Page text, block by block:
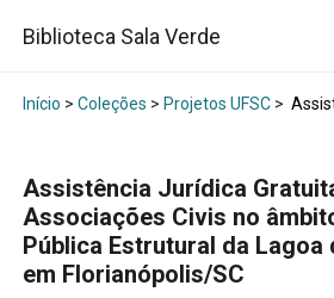
Biblioteca Sala Verde
Início > Coleções > Projetos UFSC>
Assistência Jurídica
Associações Civis no
Pública Estrutural da Lagoa
em Florianópolis/SC